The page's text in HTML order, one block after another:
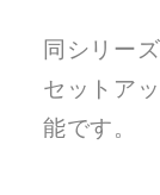
同シリー
セットア
能です。